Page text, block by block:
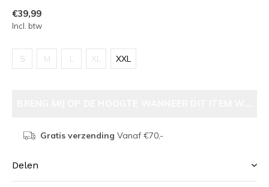
€39,99
Incl. btw
S M L XL XXL
Gratis verzending Vanaf €70,-
Delen